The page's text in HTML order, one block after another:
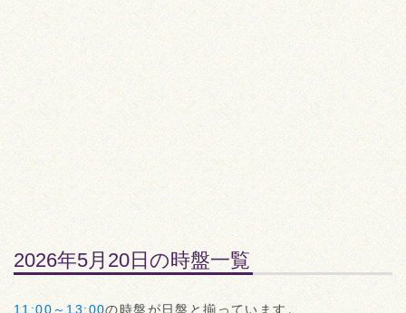
2026年5月20日の時盤一覧
11:00～13:00の時盤が日盤と揃っています。